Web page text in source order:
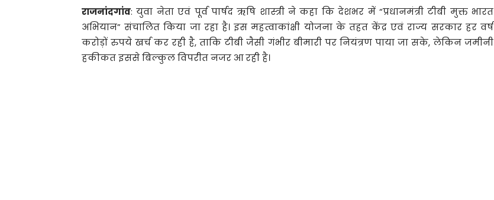
राजनांदगांव: युवा नेता एवं पूर्व पार्षद ऋषि शास्त्री ने कहा कि देशभर में “प्रधानमंत्री टीबी मुक्त भारत
अभियान” संचालित किया जा रहा है। इस महत्वाकांक्षी योजना के तहत केंद्र एवं राज्य सरकार हर वर्ष
करोड़ों रुपये खर्च कर रही है, ताकि टीबी जैसी गंभीर बीमारी पर नियंत्रण पाया जा सके, लेकिन जमीनी
हकीकत इससे बिल्कुल विपरीत नजर आ रही है।